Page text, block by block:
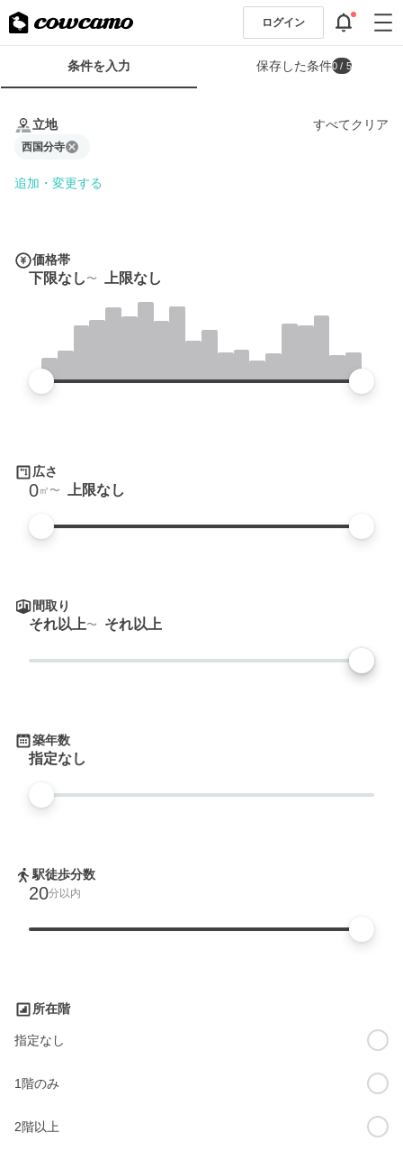
ログイン
条
条件を入力 保存した条件0 / 5
立地 すべてクリア
西国分寺
追加・変更する
価格帯
下限なし 上限なし
広さ
0㎡ 上限なし
間取り
それ以上 それ以上
築年数
指定なし
駅徒歩分数
20分以内
所在階
指定なし
1階のみ
2階以上